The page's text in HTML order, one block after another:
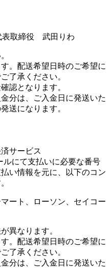
取締役 武田りわ
。配送希望日時のご希望に
了承ください。
認となります。
分は、ご入金日に発送いた
送になります。
サービス
ルにて支払いに必要な番号
い情報を元に、以下のコン
異なります。
。配送希望日時のご希望に
了承ください。
分は、ご入金日に発送いた